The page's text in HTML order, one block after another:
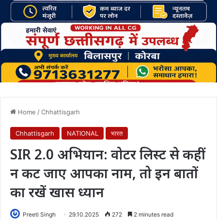
Home /Chhattisgarh
Chhattisgarh NATIONAL भारत
SIR 2.0 अभियान: वोटर लिस्ट से कहीं
न कट जाए आपका नाम, तो इन बातों
का रखें खास ध्यान
Preeti Singh 29.10.2025 272 2 minutes read